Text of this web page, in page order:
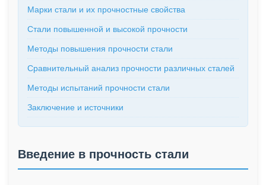
Марки стали и их прочностные свойства
Стали повышенной и высокой прочности
Методы повышения прочности стали
Сравнительный анализ прочности различных сталей
Методы испытаний прочности стали
Заключение и источники
Введение в прочность стали